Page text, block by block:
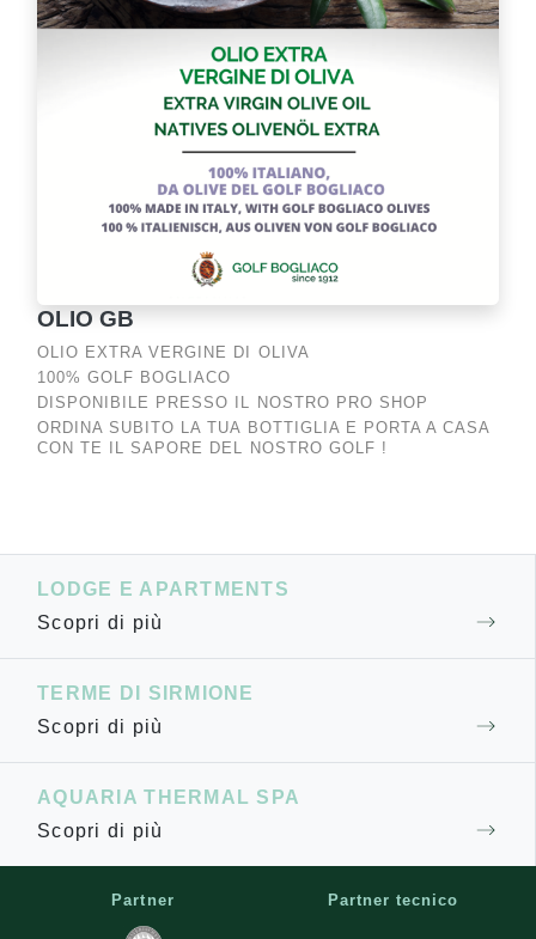
OLIO GB
OLIO EXTRA VERGINE DI OLIVA
100% GOLF BOGLIACO
DISPONIBILE PRESSO IL NOSTRO PRO SHOP
ORDINA SUBITO LA TUA BOTTIGLIA E PORTA A CASA
CON TE IL SAPORE DEL NOSTRO GOLF !
LODGE E APARTMENTS
Scopri di più
TERME DI SIRMIONE
Scopri di più
AQUARIA THERMAL SPA
Scopri di più
Partner Partner tecnico